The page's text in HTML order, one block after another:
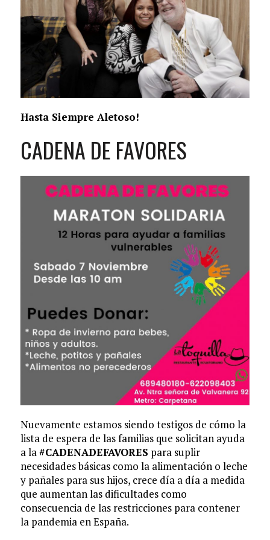
Hasta Siempre Aletoso!
CADENA DE FAVORES
Nuevamente estamos siendo testigos de cómo la
lista de espera de las familias que solicitan ayuda
a la#CADENADEFAVORES para suplir
necesidades básicas como la alimentación o leche
y pañales para sus hijos, crece día a día a medida
que aumentan las dificultades como
consecuencia de las restricciones para contener
la pandemia en España.